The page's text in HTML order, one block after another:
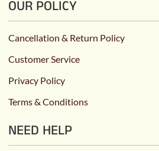
OUR POLICY
Cancellation & Return Policy
Customer Service
Privacy Policy
Terms & Conditions
NEED HELP